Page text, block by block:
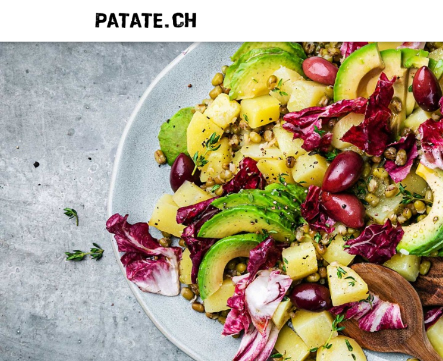
QUE CHERCHEZ VOUS?